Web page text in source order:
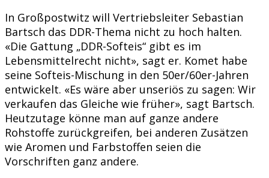
In Großpostwitz will Vertriebsleiter Sebastian
Bartsch das DDR-Thema nicht zu hoch halten.
«Die Gattung „DDR-Softeis“ gibt es im
Lebensmittelrecht nicht», sagt er. Komet habe
seine Softeis-Mischung in den 50er/60er-Jahren
entwickelt. «Es wäre aber unseriös zu sagen: Wir
verkaufen das Gleiche wie früher», sagt Bartsch.
Heutzutage könne man auf ganze andere
Rohstoffe zurückgreifen, bei anderen Zusätzen
wie Aromen und Farbstoffen seien die
Vorschriften ganz andere.